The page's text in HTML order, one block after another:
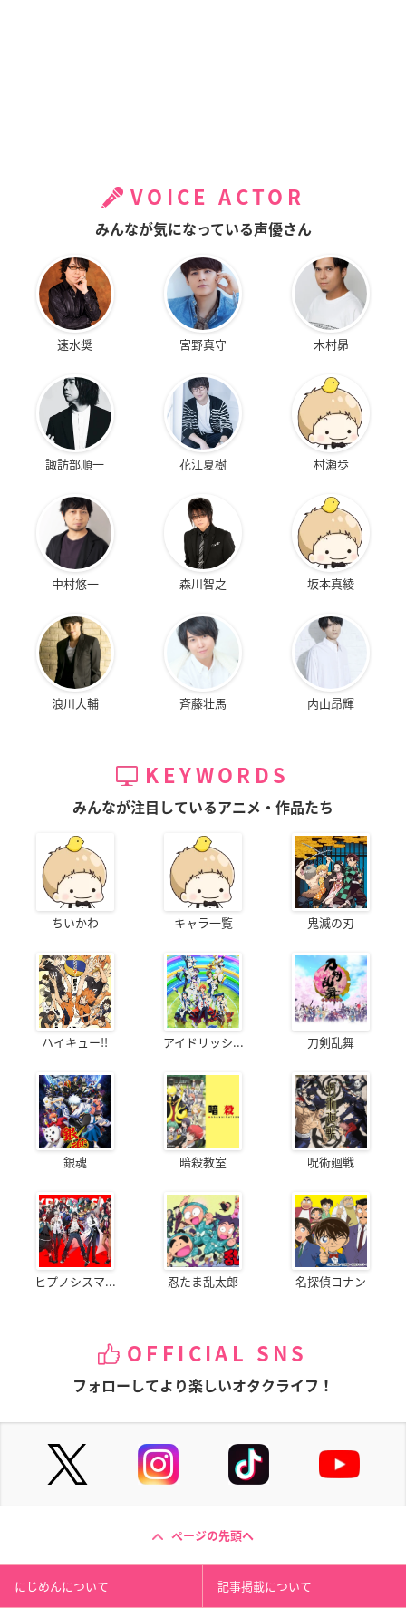
VOICE ACTOR
みんなが気になっている声優さん
速水奨 宮野真守 木村昴
諏訪部順一 花江夏樹 村瀬歩
中村悠一 森川智之 坂本真綾
浪川大輔 斉藤壮馬 内山昂輝
KEYWORDS
みんなが注目しているアニメ・作品たち
ちいかわ キャラ一覧 鬼滅の刃
ハイキュー!! アイドリッシ... 刀剣乱舞
銀魂 暗殺教室 呪術廻戦
ヒプノシスマ... 忍たま乱太郎 名探偵コナン
OFFICIAL SNS
フォローしてより楽しいオタクライフ！
ページの先頭へ
にじめんについて 記事掲載について